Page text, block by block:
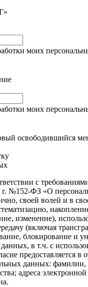
моих
моих
освободившийся
с
г. №152-ФЗ «О
своей волей и в
изменение),
(включая
блокирование и
в т.ч. с
предоставляется в
данных: фамилии,
адреса